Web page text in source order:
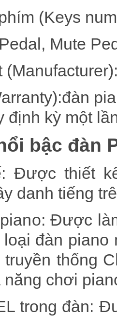
(Keys
Mute
định kỳ một
bậc đàn
Được thiết
danh tiếng
Được
loại đàn
thống
năng chơi
trong đàn: